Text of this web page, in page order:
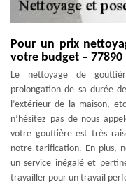
Pour un prix
votre budget – 77890
Le nettoyage de
prolongation de sa durée
l’extérieur de la maison,
n’hésitez pas de nous
votre gouttière est très
notre tarification. En plus,
un service inégalé et
travailler pour un travail